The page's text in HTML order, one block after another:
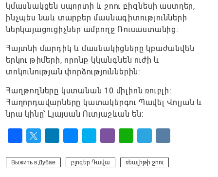
կմասնակցեն սպորտի և շոու բիզնեսի աստղեր,
ինչպես նաև տարբեր մասնագիտությունների
ներկայացուցիչներ ամբողջ Ռուսաստանից։
Հայտնի մարդիկ և մասնակիցները կբաժանվեն
երկու թիմերի, որոնք կկանգնեն ուժի և
տոկունության փորձություններին:
Հաղթողները կստանան 10 միլիոն ռուբլի։
Հաղորդավարները կատակերգու Պավել Վոլյան և
նրա կինը՝ Լյայսան Ուտյաշևան են։
Выжить в Дубае բլոգեր Դավա ռեալիթի շոու